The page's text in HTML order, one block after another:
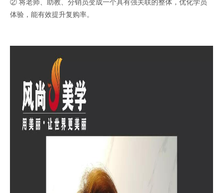
② 将老师、助教、分销员变成一个具有强关联的整体，优化学员
体验，能有效提升复购率。